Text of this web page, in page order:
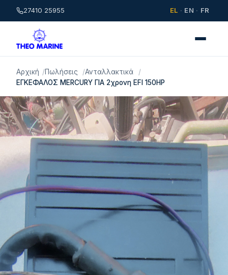
27410 25955 EL · EN · FR
Αρχική Πωλήσεις
Ανταλλακτικά
ΕΓΚΕΦΑΛΟΣ MERCURY ΓΙΑ 2χρονη EFI 150HP